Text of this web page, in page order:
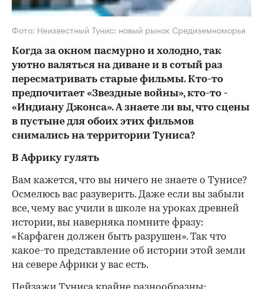
Фото: Неизвестный Тунис: новый рынок Средиземноморья
Когда за окном пасмурно и холодно, так
уютно валяться на диване и в сотый раз
пересматривать старые фильмы. Кто-то
предпочитает «Звездные войны», кто-то -
«Индиану Джонса». А знаете ли вы, что сцены
в пустыне для обоих этих фильмов
снимались на территории Туниса?
В Африку гулять
Вам кажется, что вы ничего не знаете о Тунисе?
Осмелюсь вас разуверить. Даже если вы забыли
все, чему вас учили в школе на уроках древней
истории, вы наверняка помните фразу:
«Карфаген должен быть разрушен». Так что
какое-то представление об истории этой земли
на севере Африки у вас есть.